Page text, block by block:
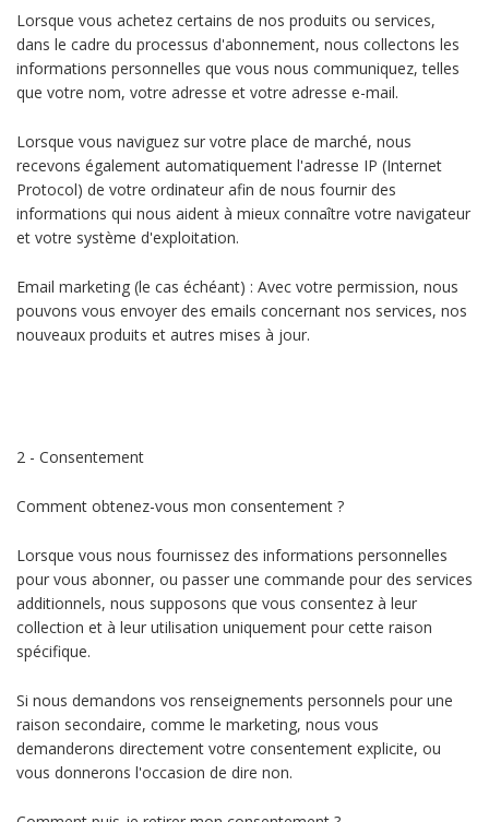
Lorsque vous achetez certains de nos produits ou services,
dans le cadre du processus d'abonnement, nous collectons les
informations personnelles que vous nous communiquez, telles
que votre nom, votre adresse et votre adresse e-mail.
Lorsque vous naviguez sur votre place de marché, nous
recevons également automatiquement l'adresse IP (Internet
Protocol) de votre ordinateur afin de nous fournir des
informations qui nous aident à mieux connaître votre navigateur
et votre système d'exploitation.
Email marketing (le cas échéant) : Avec votre permission, nous
pouvons vous envoyer des emails concernant nos services, nos
nouveaux produits et autres mises à jour.
2 - Consentement
Comment obtenez-vous mon consentement ?
Lorsque vous nous fournissez des informations personnelles
pour vous abonner, ou passer une commande pour des services
additionnels, nous supposons que vous consentez à leur
collection et à leur utilisation uniquement pour cette raison
spécifique.
Si nous demandons vos renseignements personnels pour une
raison secondaire, comme le marketing, nous vous
demanderons directement votre consentement explicite, ou
vous donnerons l'occasion de dire non.